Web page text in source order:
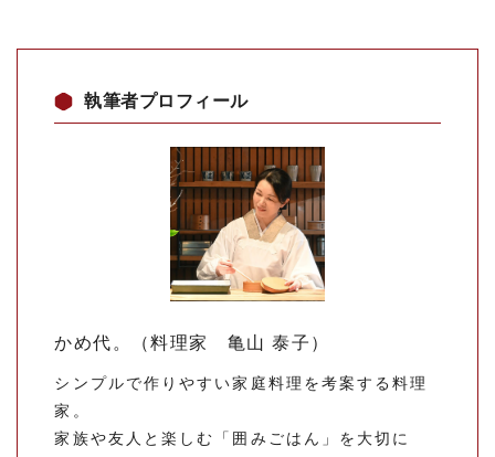
執筆者プロフィール
かめ代。（料理家 亀山 泰子）
シンプルで作りやすい家庭料理を考案する料理
家。
家族や友人と楽しむ「囲みごはん」を大切に